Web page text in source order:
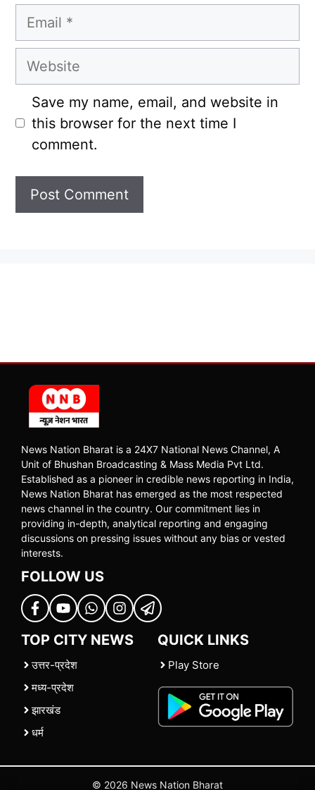
Email
Website
Save my name, email, and website in
this browser for the next time I
comment.
News Nation Bharat is a 24X7 National News Channel, A
Unit of Bhushan Broadcasting & Mass Media Pvt Ltd.
Established as a pioneer in credible news reporting in India,
News Nation Bharat has emerged as the most respected
news channel in the country. Our commitment lies in
providing in-depth, analytical reporting and engaging
discussions on pressing issues without any bias or vested
interests.
FOLLOW US
TOP CITY NEWS
उत्तर-प्रदेश
मध्य-प्रदेश
झारखंड
धर्म
QUICK LINKS
Play Store
© 2026 News Nation Bharat